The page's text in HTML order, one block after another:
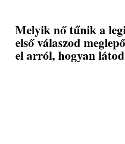
Melyik nő tűnik a
első válaszod
el arról, hogyan